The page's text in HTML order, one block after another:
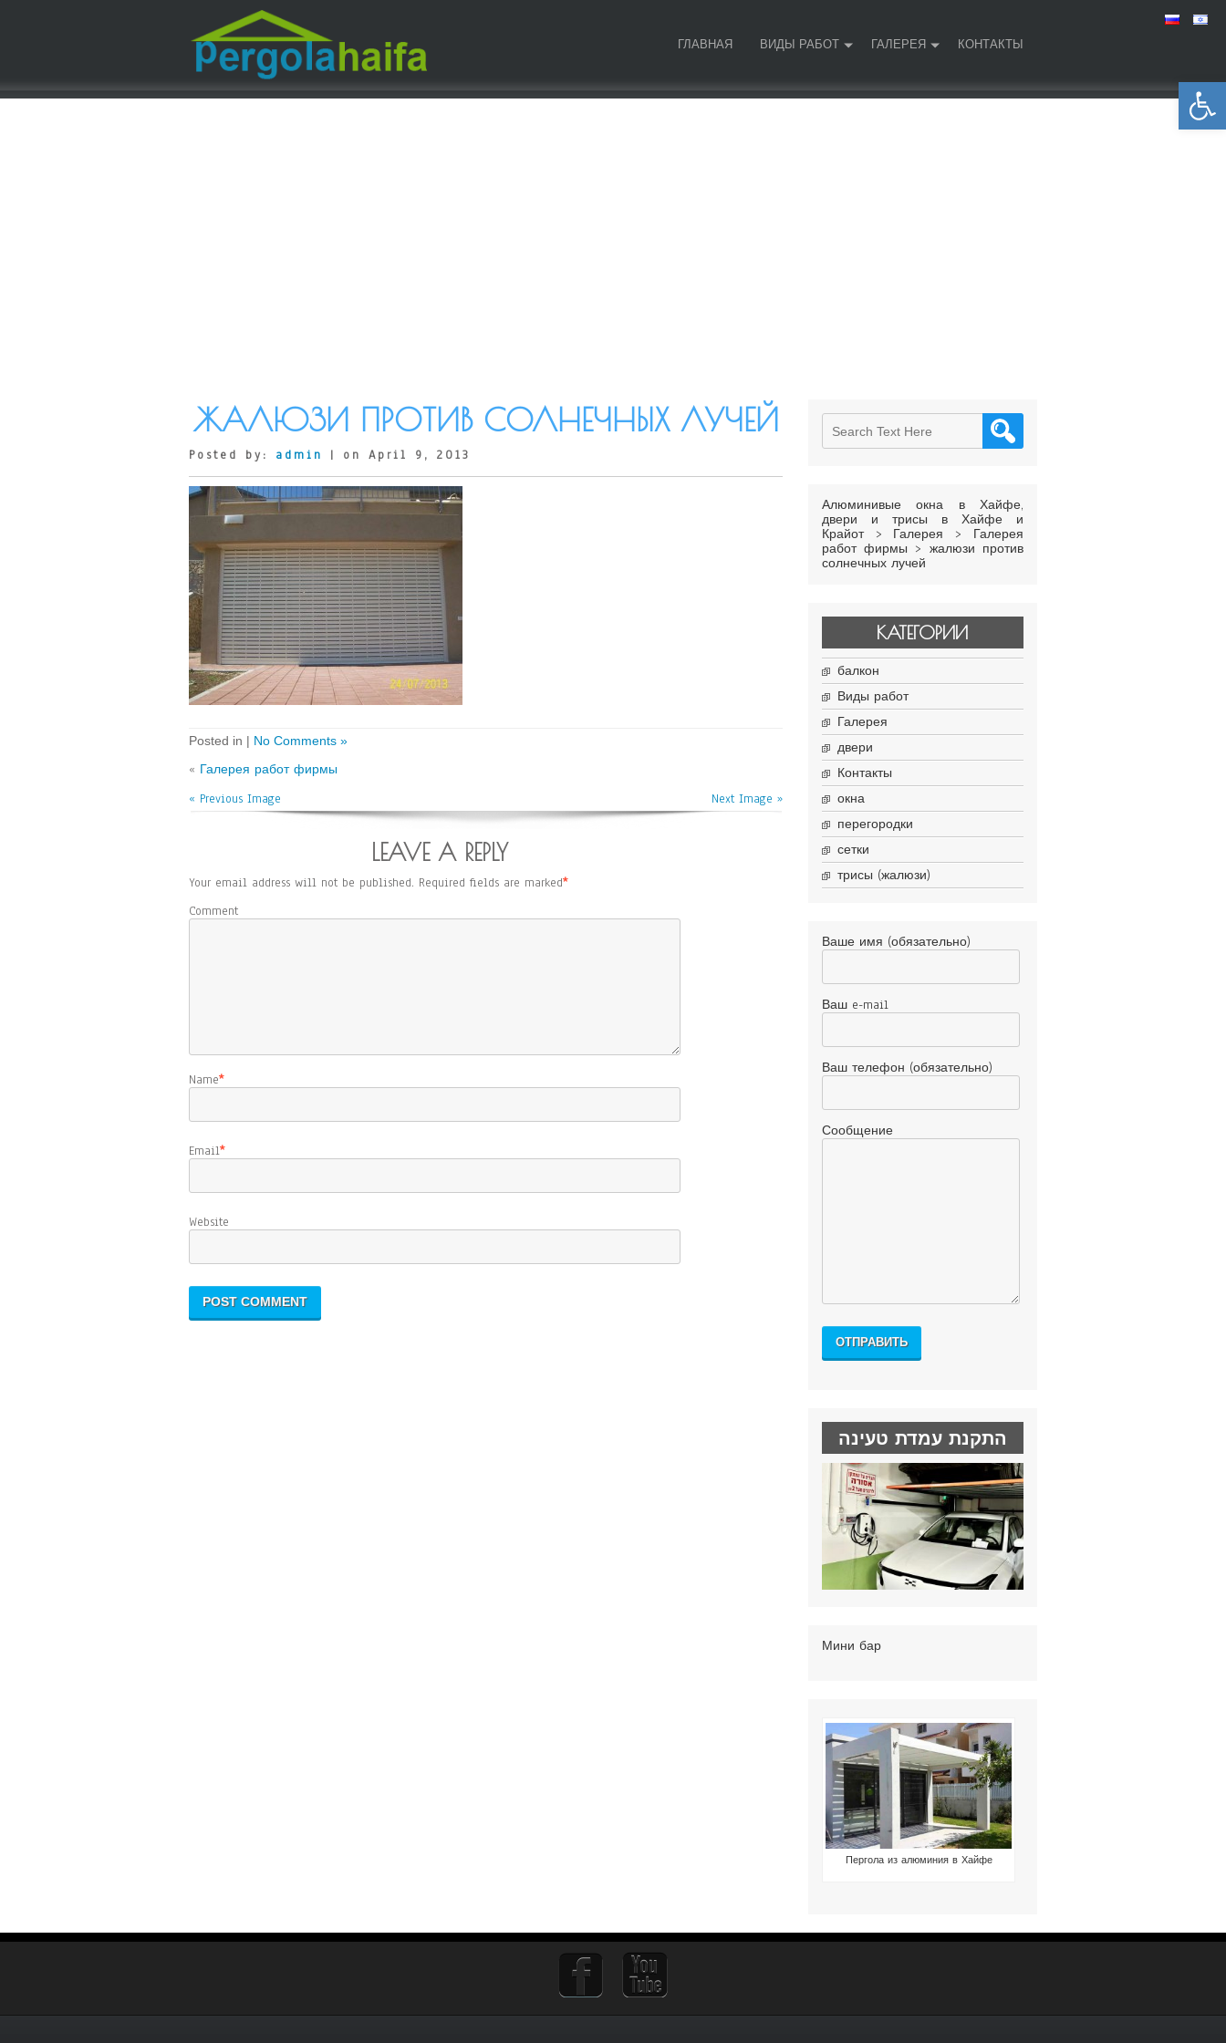
Открыть панель инструментов
ГЛАВНАЯ ВИДЫ РАБОТ ГАЛЕРЕЯ КОНТАКТЫ
ЖАЛЮЗИ ПРОТИВ СОЛНЕЧНЫХ ЛУЧЕЙ
Posted by: admin | on April 9, 2013
Posted in | No Comments »
« Галерея работ фирмы
« Previous Image
Next Image »
LEAVE A REPLY
Your email address will not be published. Required fields are marked*
Comment
Name*
Email*
Website
Алюминивые окна в Хайфе,
двери и трисы в Хайфе и
Крайот> Галерея > Галерея
работ фирмы > жалюзи против
солнечных лучей
КАТЕГОРИИ
балкон
Виды работ
Галерея
двери
Контакты
окна
перегородки
сетки
трисы (жалюзи)
Ваше имя (обязательно)
Ваш e-mail
Ваш телефон (обязательно)
Сообщение
התקנת עמדת טעינה
Мини бар
Пергола из алюминия в Хайфе